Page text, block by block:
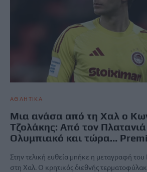
ΑΘΛΗΤΙΚΑ
Μια ανάσα από τη Χαλ ο
Τζολάκης: Από τον
Ολυμπιακό και τώρα…
Στην τελική ευθεία μπήκε η μεταγραφή
στη Χαλ. Ο κρητικός διεθνής